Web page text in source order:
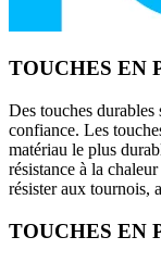
TOUCHES EN
Des touches durables
confiance. Les
matériau le plus
résistance à la
résister aux tournois,
TOUCHES EN